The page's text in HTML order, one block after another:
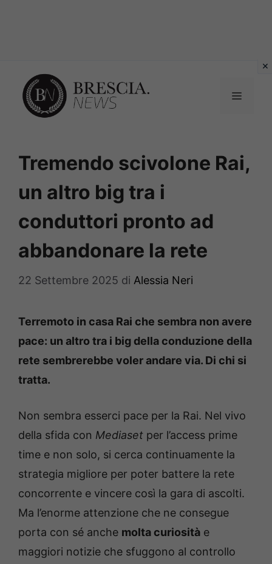
contenuto
MENU
Tremendo scivolone Rai,
un altro big tra i
conduttori pronto ad
abbandonare la rete
22 Settembre 2025 di Alessia Neri
Terremoto in casa Rai che sembra non avere
pace: un altro tra i big della conduzione della
rete sembrerebbe voler andare via. Di chi si
tratta.
Non sembra esserci pace per la Rai. Nel vivo
della sfida con Mediaset per l’access prime
time e non solo, si cerca continuamente la
strategia migliore per poter battere la rete
concorrente e vincere così la gara di ascolti.
Ma l’enorme attenzione che ne consegue
porta con sé anche molta curiosità e
maggiori notizie che sfuggono al controllo